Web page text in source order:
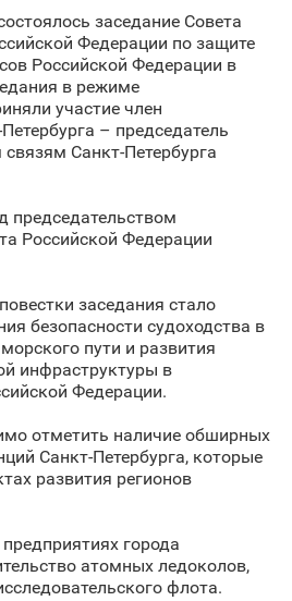
заседание Совета
Федерации по защите
Российской Федерации в
в режиме
участие член
– председатель
Санкт‑Петербурга
председательством
Российской Федерации
заседания стало
безопасности судоходства в
пути и развития
инфраструктуры в
Федерации.
отметить наличие обширных
Санкт‑Петербурга, которые
развития регионов
города
атомных ледоколов,
флота.